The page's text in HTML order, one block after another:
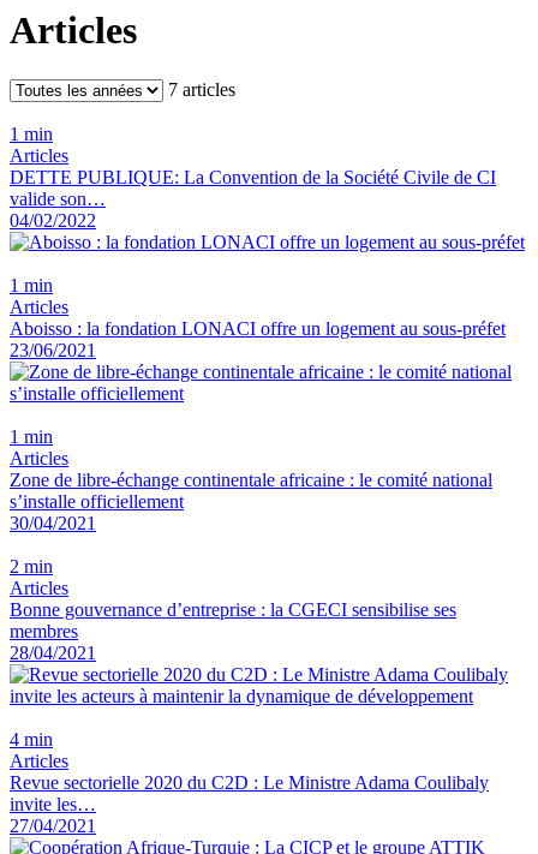
Articles
7 articles
1 min
Articles
DETTE PUBLIQUE: La Convention de la Société Civile de CI
valide son…
04/02/2022
1 min
Articles
Aboisso : la fondation LONACI offre un logement au sous-préfet
23/06/2021
1 min
Articles
Zone de libre-échange continentale africaine : le comité national
s’installe officiellement
30/04/2021
2 min
Articles
Bonne gouvernance d’entreprise : la CGECI sensibilise ses
membres
28/04/2021
4 min
Articles
Revue sectorielle 2020 du C2D : Le Ministre Adama Coulibaly
invite les…
27/04/2021